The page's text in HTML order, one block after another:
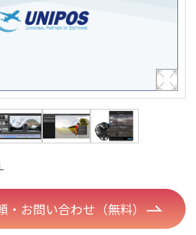
・お問い合わせ（無料）